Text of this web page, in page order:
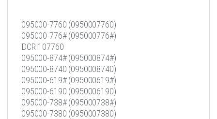
095000-7760 (0950007760)
095000-776# (095000776#)
DCRI107760
095000-874# (095000874#)
095000-8740 (0950008740)
095000-619# (095000619#)
095000-6190 (0950006190)
095000-738# (095000738#)
095000-7380 (0950007380)